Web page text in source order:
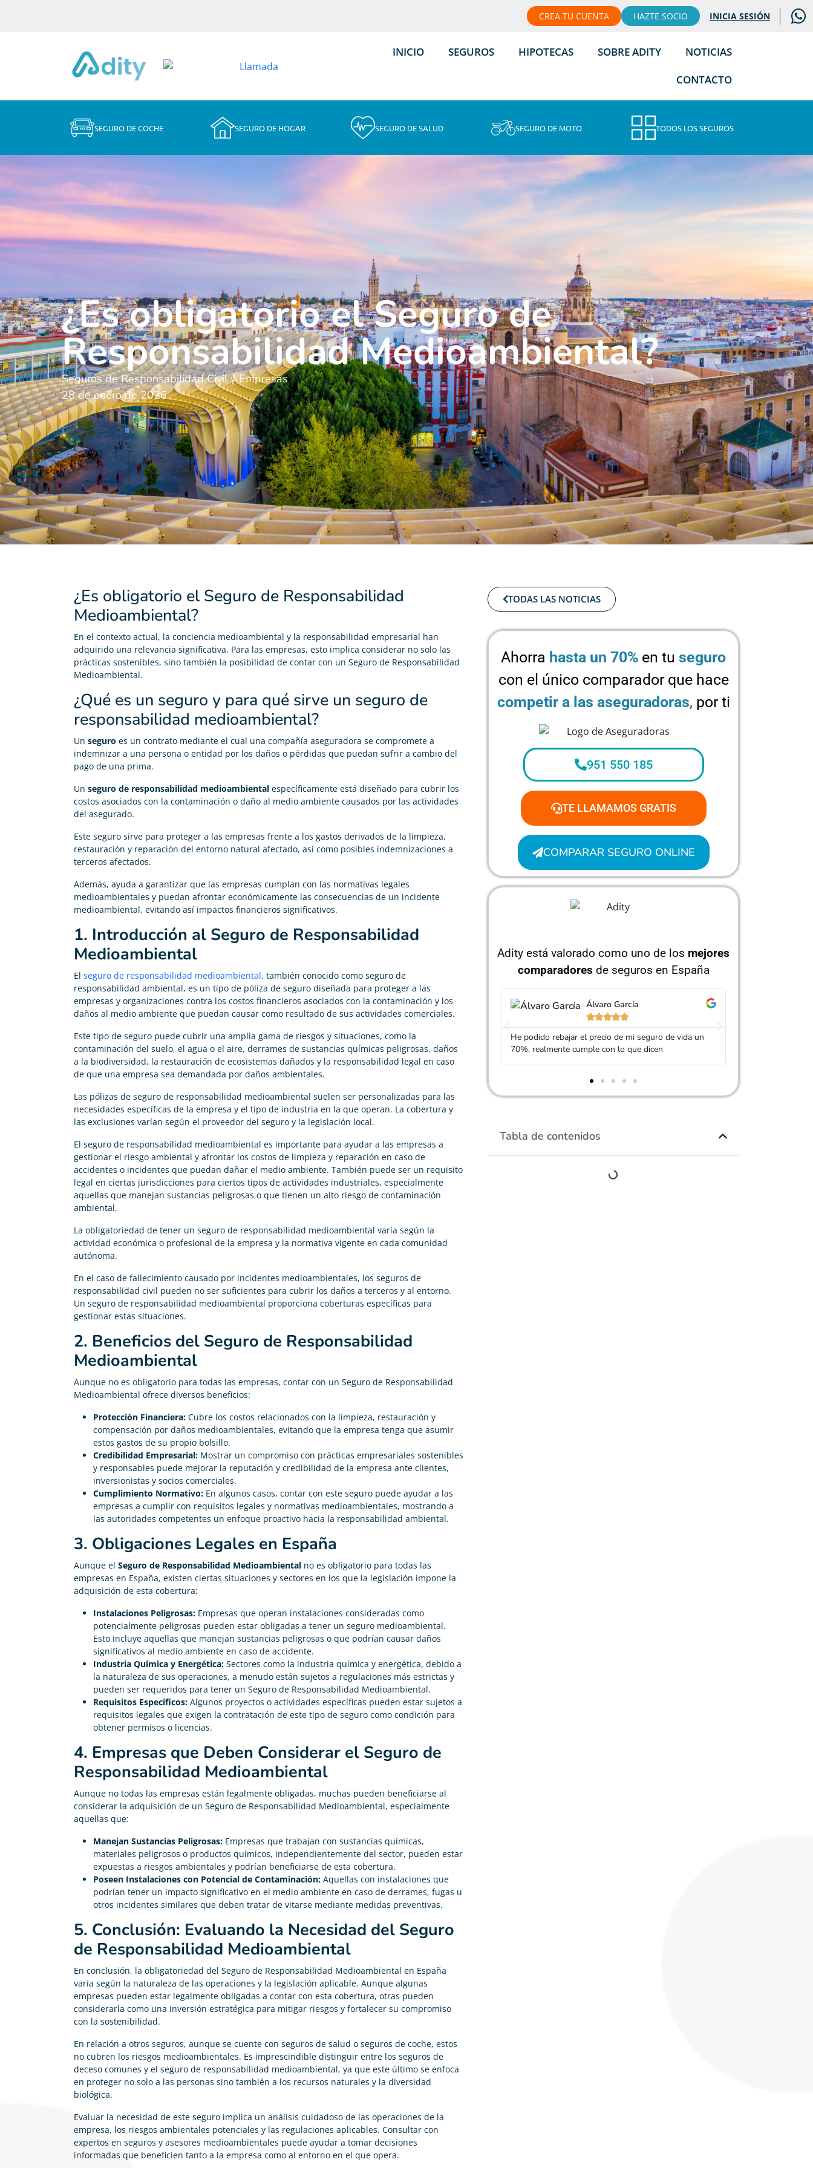
CREA TU CUENTA HAZTE SOCIO INICIA SESIÓN
INICIO SEGUROS HIPOTECAS SOBRE ADITY
NOTICIAS
CONTACTO
SEGURO DE COCHE SEGURO DE HOGAR SEGURO DE SALUD SEGURO DE MOTO TODOS LOS SEGUROS
¿Es obligatorio el Seguro de
Responsabilidad Medioambiental?
Seguros de Responsabilidad Civil y Empresas
28 de enero de 2026
¿Es obligatorio el Seguro de Responsabilidad
Medioambiental?
En el contexto actual, la conciencia medioambiental y la responsabilidad empresarial han
adquirido una relevancia significativa. Para las empresas, esto implica considerar no solo las
prácticas sostenibles, sino también la posibilidad de contar con un Seguro de Responsabilidad
Medioambiental.
¿Qué es un seguro y para qué sirve un seguro de
responsabilidad medioambiental?
Un seguro es un contrato mediante el cual una compañía aseguradora se compromete a
indemnizar a una persona o entidad por los daños o pérdidas que puedan sufrir a cambio del
pago de una prima.
Un seguro de responsabilidad medioambiental específicamente está diseñado para cubrir los
costos asociados con la contaminación o daño al medio ambiente causados por las actividades
del asegurado.
Este seguro sirve para proteger a las empresas frente a los gastos derivados de la limpieza,
restauración y reparación del entorno natural afectado, así como posibles indemnizaciones a
terceros afectados.
Además, ayuda a garantizar que las empresas cumplan con las normativas legales
medioambientales y puedan afrontar económicamente las consecuencias de un incidente
medioambiental, evitando así impactos financieros significativos.
1. Introducción al Seguro de Responsabilidad
Medioambiental
El seguro de responsabilidad medioambiental, también conocido como seguro de
responsabilidad ambiental, es un tipo de póliza de seguro diseñada para proteger a las
empresas y organizaciones contra los costos financieros asociados con la contaminación y los
daños al medio ambiente que puedan causar como resultado de sus actividades comerciales.
Este tipo de seguro puede cubrir una amplia gama de riesgos y situaciones, como la
contaminación del suelo, el agua o el aire, derrames de sustancias químicas peligrosas, daños
a la biodiversidad, la restauración de ecosistemas dañados y la responsabilidad legal en caso
de que una empresa sea demandada por daños ambientales.
Las pólizas de seguro de responsabilidad medioambiental suelen ser personalizadas para las
necesidades específicas de la empresa y el tipo de industria en la que operan. La cobertura y
las exclusiones varían según el proveedor del seguro y la legislación local.
El seguro de responsabilidad medioambiental es importante para ayudar a las empresas a
gestionar el riesgo ambiental y afrontar los costos de limpieza y reparación en caso de
accidentes o incidentes que puedan dañar el medio ambiente. También puede ser un requisito
legal en ciertas jurisdicciones para ciertos tipos de actividades industriales, especialmente
aquellas que manejan sustancias peligrosas o que tienen un alto riesgo de contaminación
ambiental.
La obligatoriedad de tener un seguro de responsabilidad medioambiental varía según la
actividad económica o profesional de la empresa y la normativa vigente en cada comunidad
autónoma.
En el caso de fallecimiento causado por incidentes medioambientales, los seguros de
responsabilidad civil pueden no ser suficientes para cubrir los daños a terceros y al entorno.
Un seguro de responsabilidad medioambiental proporciona coberturas específicas para
gestionar estas situaciones.
2. Beneficios del Seguro de Responsabilidad
Medioambiental
Aunque no es obligatorio para todas las empresas, contar con un Seguro de Responsabilidad
Medioambiental ofrece diversos beneficios:
Protección Financiera: Cubre los costos relacionados con la limpieza, restauración y
compensación por daños medioambientales, evitando que la empresa tenga que asumir
estos gastos de su propio bolsillo.
Credibilidad Empresarial: Mostrar un compromiso con prácticas empresariales sostenibles
y responsables puede mejorar la reputación y credibilidad de la empresa ante clientes,
inversionistas y socios comerciales.
Cumplimiento Normativo: En algunos casos, contar con este seguro puede ayudar a las
empresas a cumplir con requisitos legales y normativas medioambientales, mostrando a
las autoridades competentes un enfoque proactivo hacia la responsabilidad ambiental.
3. Obligaciones Legales en España
Aunque el Seguro de Responsabilidad Medioambiental no es obligatorio para todas las
empresas en España, existen ciertas situaciones y sectores en los que la legislación impone la
adquisición de esta cobertura:
Instalaciones Peligrosas: Empresas que operan instalaciones consideradas como
potencialmente peligrosas pueden estar obligadas a tener un seguro medioambiental.
Esto incluye aquellas que manejan sustancias peligrosas o que podrían causar daños
significativos al medio ambiente en caso de accidente.
Industria Química y Energética: Sectores como la industria química y energética, debido a
la naturaleza de sus operaciones, a menudo están sujetos a regulaciones más estrictas y
pueden ser requeridos para tener un Seguro de Responsabilidad Medioambiental.
Requisitos Específicos: Algunos proyectos o actividades específicas pueden estar sujetos a
requisitos legales que exigen la contratación de este tipo de seguro como condición para
obtener permisos o licencias.
4. Empresas que Deben Considerar el Seguro de
Responsabilidad Medioambiental
Aunque no todas las empresas están legalmente obligadas, muchas pueden beneficiarse al
considerar la adquisición de un Seguro de Responsabilidad Medioambiental, especialmente
aquellas que:
Manejan Sustancias Peligrosas: Empresas que trabajan con sustancias químicas,
materiales peligrosos o productos químicos, independientemente del sector, pueden estar
expuestas a riesgos ambientales y podrían beneficiarse de esta cobertura.
Poseen Instalaciones con Potencial de Contaminación: Aquellas con instalaciones que
podrían tener un impacto significativo en el medio ambiente en caso de derrames, fugas u
otros incidentes similares que deben tratar de vitarse mediante medidas preventivas.
5. Conclusión: Evaluando la Necesidad del Seguro
de Responsabilidad Medioambiental
En conclusión, la obligatoriedad del Seguro de Responsabilidad Medioambiental en España
varía según la naturaleza de las operaciones y la legislación aplicable. Aunque algunas
empresas pueden estar legalmente obligadas a contar con esta cobertura, otras pueden
considerarla como una inversión estratégica para mitigar riesgos y fortalecer su compromiso
con la sostenibilidad.
En relación a otros seguros, aunque se cuente con seguros de salud o seguros de coche, estos
no cubren los riesgos medioambientales. Es imprescindible distinguir entre los seguros de
deceso comunes y el seguro de responsabilidad medioambiental, ya que este último se enfoca
en proteger no solo a las personas sino también a los recursos naturales y la diversidad
biológica.
Evaluar la necesidad de este seguro implica un análisis cuidadoso de las operaciones de la
empresa, los riesgos ambientales potenciales y las regulaciones aplicables. Consultar con
expertos en seguros y asesores medioambientales puede ayudar a tomar decisiones
informadas que beneficien tanto a la empresa como al entorno en el que opera.
TODAS LAS NOTICIAS
Ahorra hasta un 70% en tu seguro
con el único comparador que hace
competir a las aseguradoras, por ti
951 550 185
TE LLAMAMOS GRATIS
COMPARAR SEGURO ONLINE
Adity está valorado como uno de los mejores
comparadores de seguros en España
Carolina Garcés

Me he pasado de mi antigua compañía y ahora pago
200€ menos en mi seguro de vida
Álvaro García

He podido rebajar el precio de mi seguro de vida un
70%, realmente cumple con lo que dicen
Jorge Pérez

Gracias Adity por ayudarme a conseguir un seguro
mucho más barato que el anterior
Tabla de contenidos